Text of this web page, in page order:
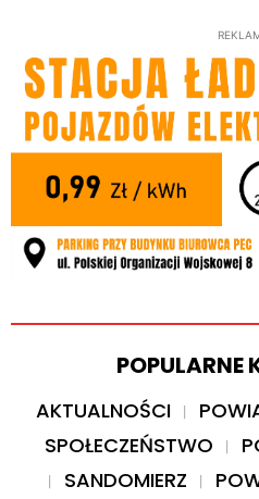
POPULARNE
AKTUALNOŚCI
SPOŁECZEŃSTWO
SANDOMIERZ